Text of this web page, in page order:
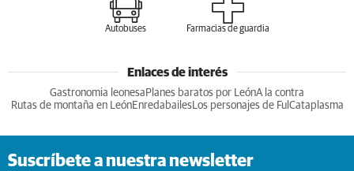
Autobuses Farmacias de guardia
Enlaces de interés
Gastronomia leonesa Planes baratos por LeónA la contra
Rutas de montaña en LeónEnredabailesLos personajes de Ful Cataplasma
Suscríbete a nuestra newsletter